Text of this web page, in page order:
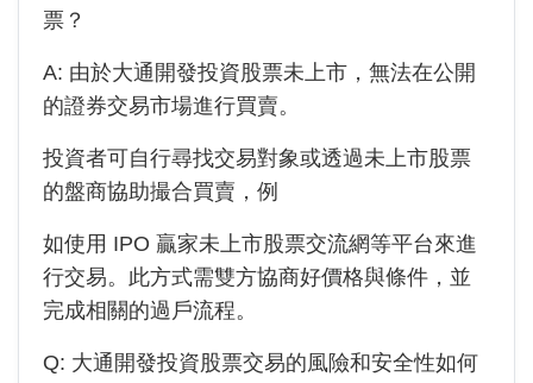
票？
A: 由於大通開發投資股票未上市，無法在公開
的證券交易市場進行買賣。
投資者可自行尋找交易對象或透過未上市股票
的盤商協助撮合買賣，例
如使用 IPO 贏家未上市股票交流網等平台來進
行交易。此方式需雙方協商好價格與條件，並
完成相關的過戶流程。
Q: 大通開發投資股票交易的風險和安全性如何